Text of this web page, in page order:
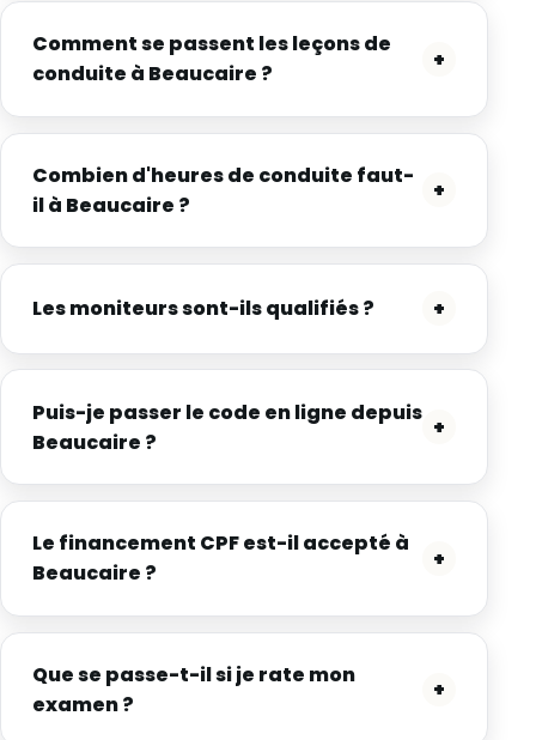
Comment se passent les leçons de
conduite à Beaucaire ?
+
Combien d'heures de conduite faut-
il à Beaucaire ?
+
Les moniteurs sont-ils qualifiés ? +
Puis-je passer le code en ligne depuis
Beaucaire ?
+
Le financement CPF est-il accepté à
Beaucaire ?
+
Que se passe-t-il si je rate mon
examen ?
+